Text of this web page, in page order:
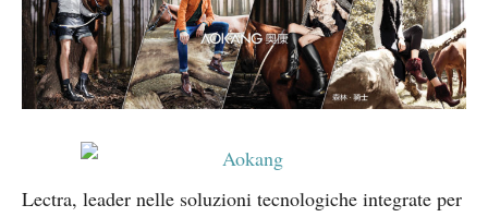
Lectra, leader nelle soluzioni tecnologiche integrate per